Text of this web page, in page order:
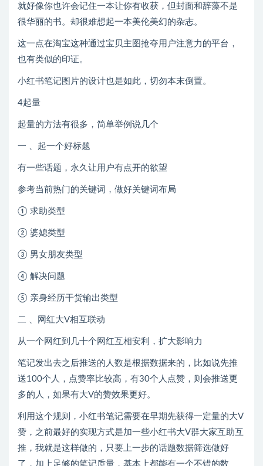
就好像你也许会记住一本让你有收获，但封面和辞藻不是
很华丽的书。却很难想起一本美伦美幻的杂志。
这一点在淘宝这种通过宝贝主图抢夺用户注意力的平台，
也有类似的印证。
小红书笔记图片的设计也是如此，切勿本末倒置。
4起量
起量的方法有很多，简单举例说几个
一 、起一个好标题
有一些话题，永久让用户有点开的欲望
参考当前热门的关键词，做好关键词布局
① 求助类型
② 婆媳类型
③ 男女朋友类型
④ 解决问题
⑤ 亲身经历干货输出类型
二 、网红大V相互联动
从一个网红到几十个网红互相安利，扩大影响力
笔记发出去之后推送的人数是根据数据来的，比如说先推
送100个人，点赞率比较高，有30个人点赞，则会推送更
多的人，如果有大V的赞效果更好。
利用这个规则，小红书笔记需要在早期先获得一定量的大V
赞，之前最好的实现方式是加一些小红书大V群大家互助互
推，我就是这样做的，只要上一步的话题数据筛选做好
了，加上足够的笔记质量，基本上都能有一个不错的数